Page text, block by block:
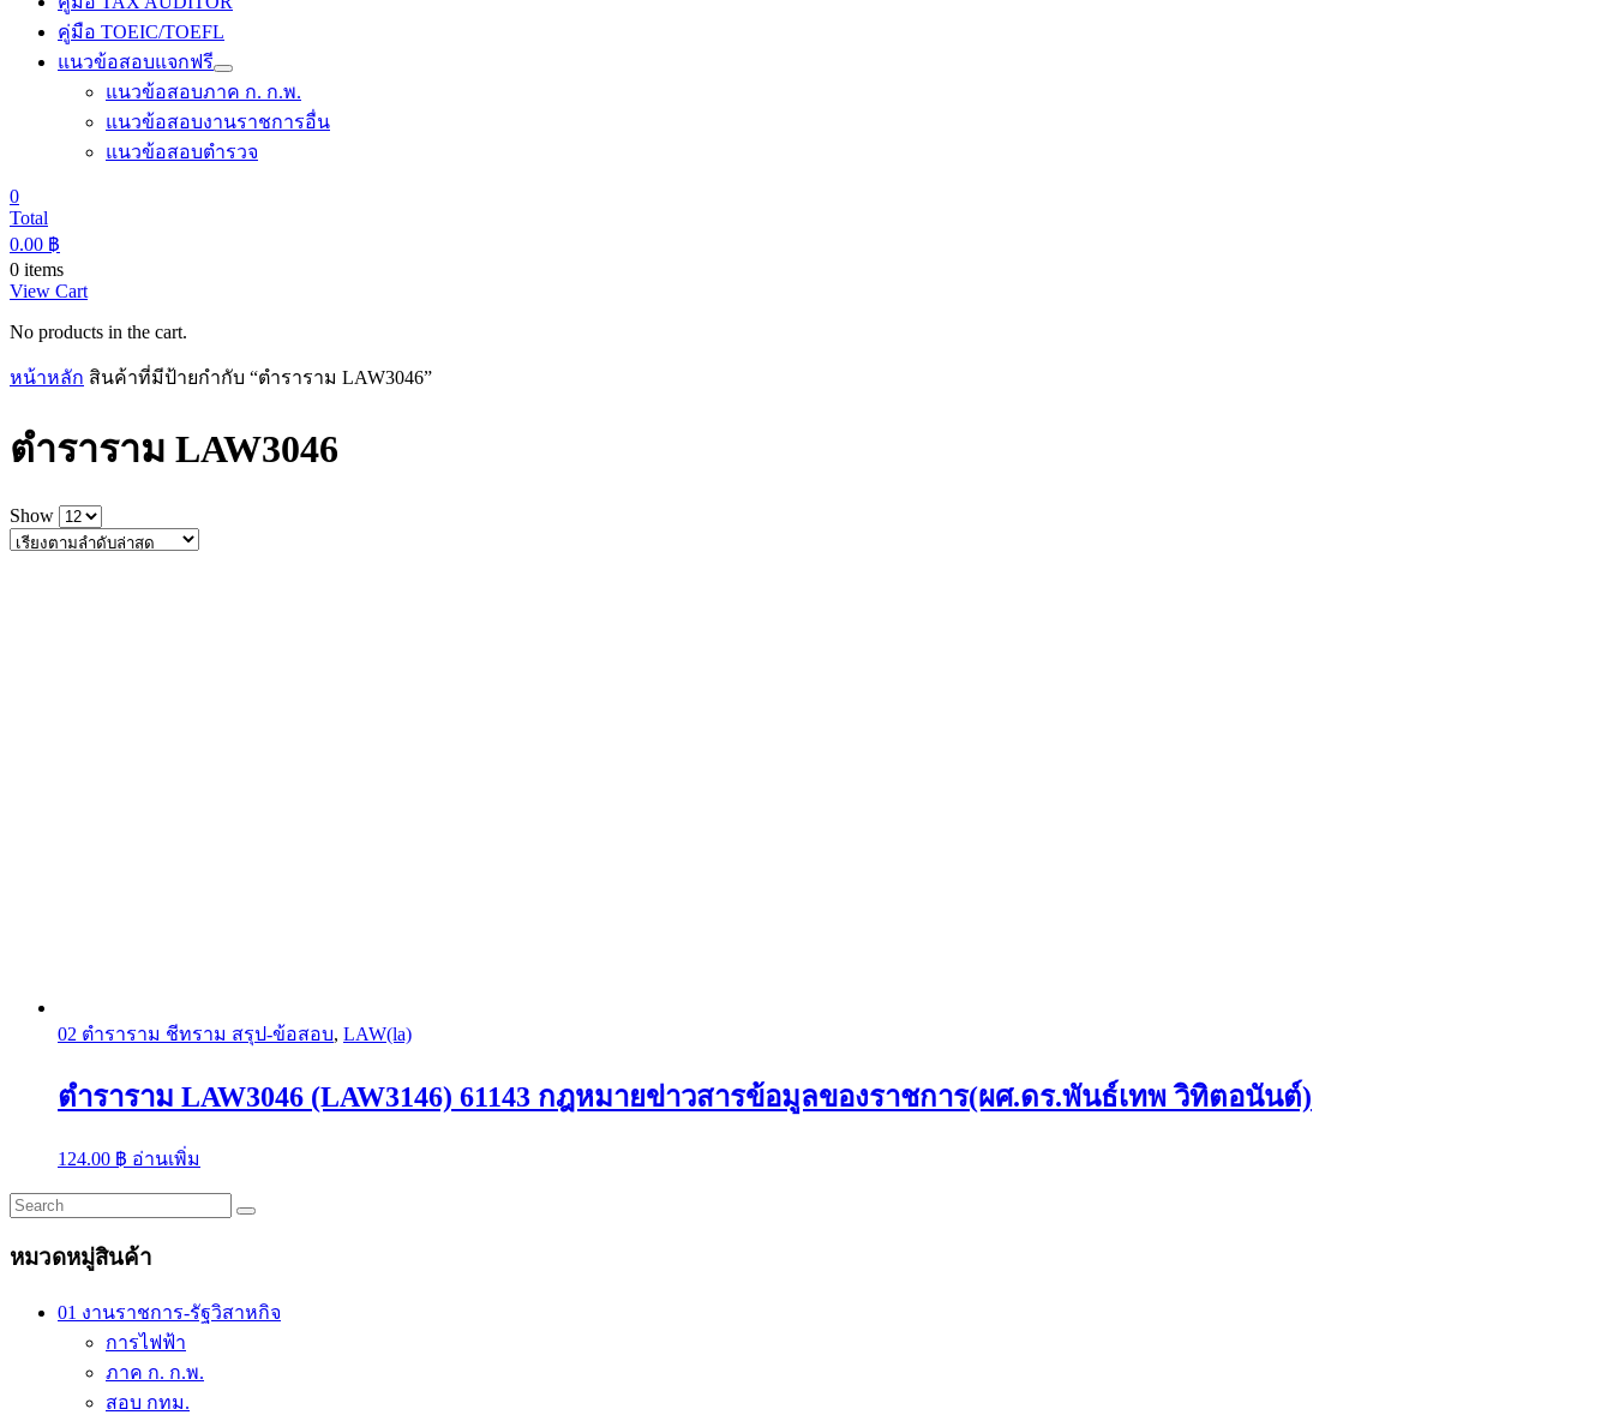
คู่มือ TOEIC/TOEFL
แนวข้อสอบแจกฟรี
แนวข้อสอบภาค ก. ก.พ.
แนวข้อสอบงานราชการอื่น
แนวข้อสอบตำรวจ
0
Total
0.00 ฿
0 items
View Cart
No products in the cart.
หน้าหลัก สินค้าที่มีป้ายกำกับ “ตำราราม LAW3046”
ตำราราม LAW3046
Show
02 ตำราราม ชีทราม สรุป-ข้อสอบ, LAW(la)
ตำราราม LAW3046 (LAW3146) 61143 กฎหมายข่าวสารข้อมูลของราชการ(ผศ.ดร.พันธ์เทพ วิทิตอนันต์)
124.00 ฿ อ่านเพิ่ม
หมวดหมู่สินค้า
01 งานราชการ-รัฐวิสาหกิจ
การไฟฟ้า
ภาค ก. ก.พ.
สอบ กทม.